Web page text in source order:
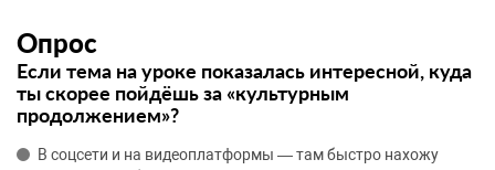
Опрос
Если тема на уроке показалась интересной, куда
ты скорее пойдёшь за «культурным
продолжением»?
В соцсети и на видеоплатформы — там быстро нахожу